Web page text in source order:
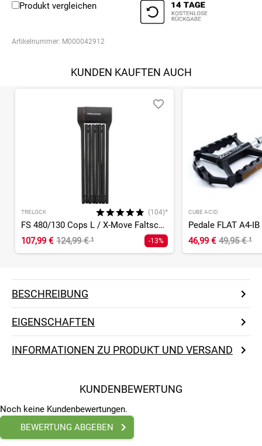
Produkt vergleichen
Artikelnummer: M000042912
KUNDEN KAUFTEN AUCH
TRELOCK (104)*
FS 480/130 Cops L / X-Move Faltschloss
107,99 € 124,99 €¹ -13%
CUBE ACID
Pedale FLAT A4-
46,99 € 49,95 €¹
BESCHREIBUNG
EIGENSCHAFTEN
INFORMATIONEN ZU PRODUKT UND VERSAND
KUNDENBEWERTUNG
Noch keine Kundenbewertungen.
BEWERTUNG ABGEBEN